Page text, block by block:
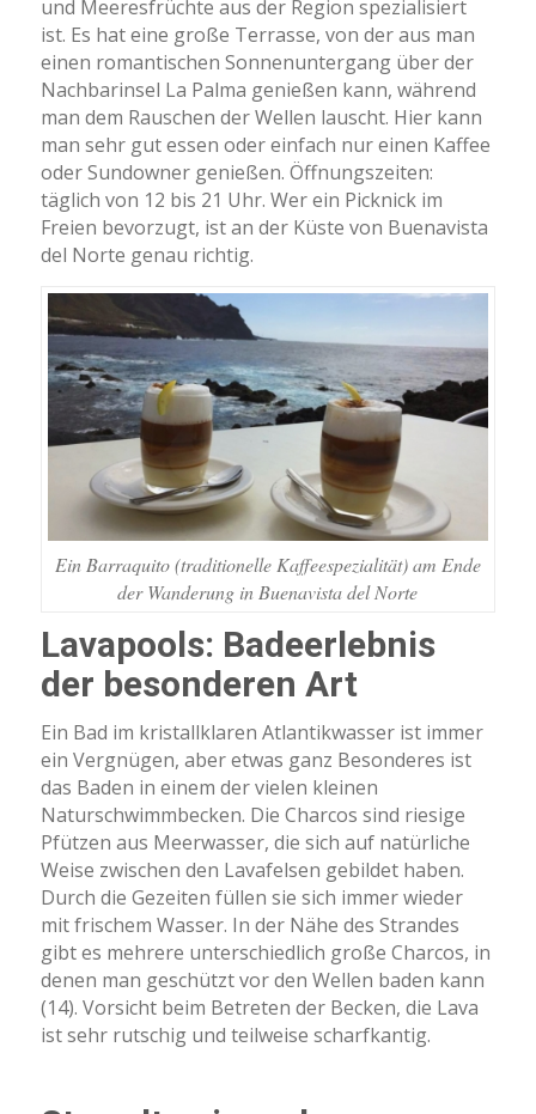
und Meeresfrüchte aus der Region spezialisiert
ist. Es hat eine große Terrasse, von der aus man
einen romantischen Sonnenuntergang über der
Nachbarinsel La Palma genießen kann, während
man dem Rauschen der Wellen lauscht. Hier kann
man sehr gut essen oder einfach nur einen Kaffee
oder Sundowner genießen. Öffnungszeiten:
täglich von 12 bis 21 Uhr. Wer ein Picknick im
Freien bevorzugt, ist an der Küste von Buenavista
del Norte genau richtig.
Ein Barraquito (traditionelle Kaffeespezialität) am Ende
der Wanderung in Buenavista del Norte
Lavapools: Badeerlebnis
der besonderen Art
Ein Bad im kristallklaren Atlantikwasser ist immer
ein Vergnügen, aber etwas ganz Besonderes ist
das Baden in einem der vielen kleinen
Naturschwimmbecken. Die Charcos sind riesige
Pfützen aus Meerwasser, die sich auf natürliche
Weise zwischen den Lavafelsen gebildet haben.
Durch die Gezeiten füllen sie sich immer wieder
mit frischem Wasser. In der Nähe des Strandes
gibt es mehrere unterschiedlich große Charcos, in
denen man geschützt vor den Wellen baden kann
(14). Vorsicht beim Betreten der Becken, die Lava
ist sehr rutschig und teilweise scharfkantig.